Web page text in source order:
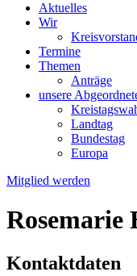
Aktuelles
Wir
Termine
Themen
Anträge
unsere
Landtag
Bundestag
Europa
Mitglied werden
Rosemarie
Kontaktdaten